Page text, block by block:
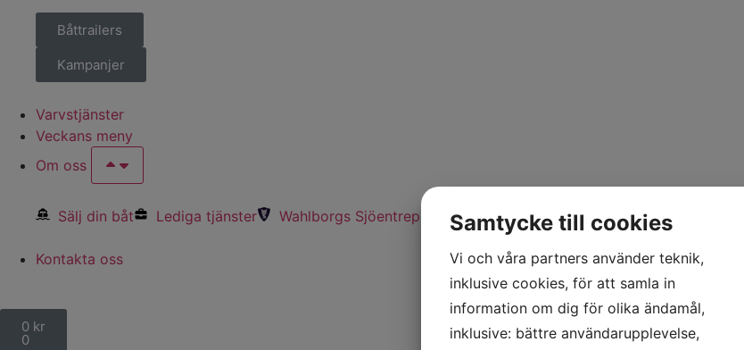
Båttrailers
Kampanjer
Varvstjänster
Veckans meny
Om oss
Sälj din båt Lediga tjänster Wahlborgs Sjöentreprenad Köpvillkor
Kontakta oss
0 kr
0
Samtycke till cookies
Vi och våra partners använder teknik,
inklusive cookies, för att samla in
information om dig för olika ändamål,
inklusive: bättre användarupplevelse,